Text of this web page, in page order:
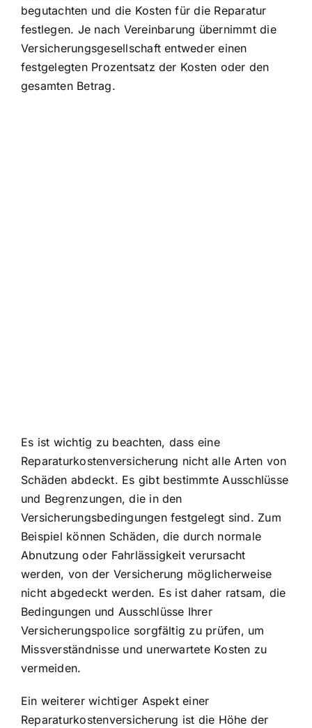
begutachten und die Kosten für die Reparatur
festlegen. Je nach Vereinbarung übernimmt die
Versicherungsgesellschaft entweder einen
festgelegten Prozentsatz der Kosten oder den
gesamten Betrag.
Es ist wichtig zu beachten, dass eine
Reparaturkostenversicherung nicht alle Arten von
Schäden abdeckt. Es gibt bestimmte Ausschlüsse
und Begrenzungen, die in den
Versicherungsbedingungen festgelegt sind. Zum
Beispiel können Schäden, die durch normale
Abnutzung oder Fahrlässigkeit verursacht
werden, von der Versicherung möglicherweise
nicht abgedeckt werden. Es ist daher ratsam, die
Bedingungen und Ausschlüsse Ihrer
Versicherungspolice sorgfältig zu prüfen, um
Missverständnisse und unerwartete Kosten zu
vermeiden.
Ein weiterer wichtiger Aspekt einer
Reparaturkostenversicherung ist die Höhe der